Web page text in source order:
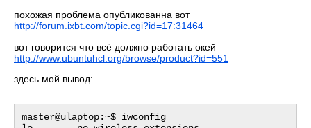
похожая проблема опубликованна вот
http://forum.ixbt.com/topic.cgi?id=17:31464
вот говорится что всё должно работать окей —
http://www.ubuntuhcl.org/browse/product?id=551
здесь мой вывод:
master@ulaptop:~$ iwconfig